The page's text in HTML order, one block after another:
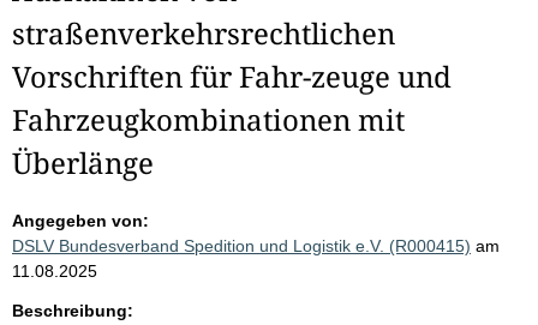
straßenverkehrsrechtlichen
Vorschriften für Fahr-zeuge und
Fahrzeugkombinationen mit
Überlänge
Angegeben von:
DSLV Bundesverband Spedition und Logistik e.V. (R000415) am
11.08.2025
Beschreibung: